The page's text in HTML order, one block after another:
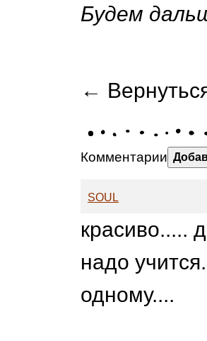
Будем
←
Комментарии
SOUL
красиво.....
надо
одному....